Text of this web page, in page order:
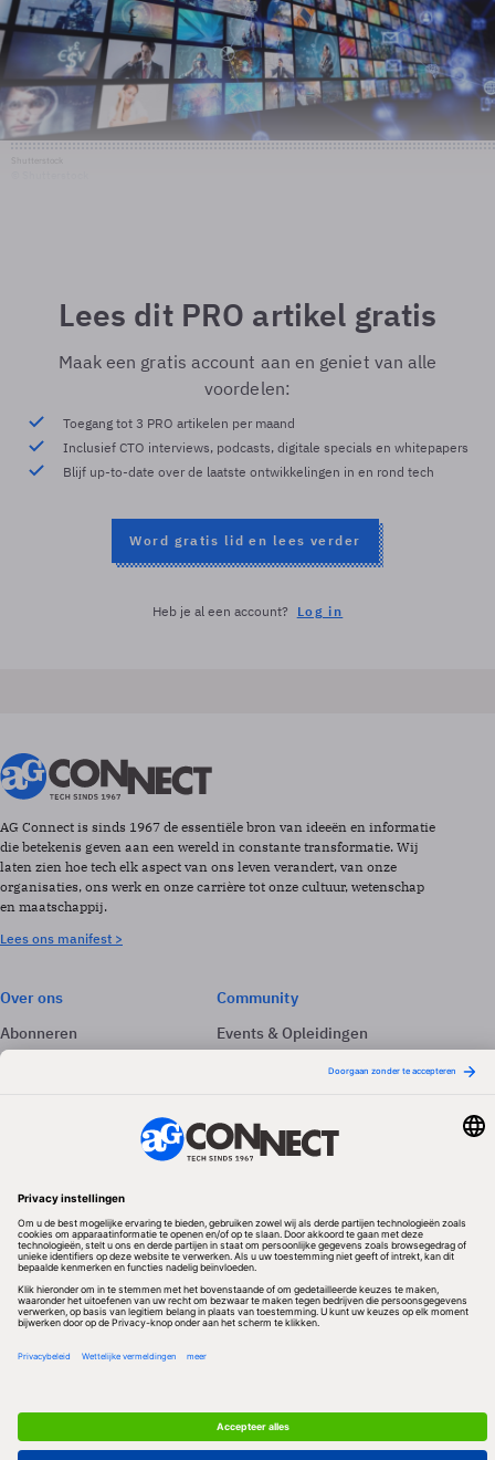
Lees dit PRO artikel gratis
Maak een gratis account aan en geniet van alle
voordelen:
Toegang tot 3 PRO artikelen per maand
Inclusief CTO interviews, podcasts, digitale specials en whitepapers
Blijf up-to-date over de laatste ontwikkelingen in en rond tech
Word gratis lid en lees verder
Heb je al een account? Log in
AG Connect is sinds 1967 de essentiële bron van ideeën en informatie
die betekenis geven aan een wereld in constante transformatie. Wij
laten zien hoe tech elk aspect van ons leven verandert, van onze
organisaties, ons werk en onze carrière tot onze cultuur, wetenschap
en maatschappij.
Lees ons manifest >
Over ons
Abonneren
Adverteren
Community
Events & Opleidingen
Volg ons
Redactionele partner
Algemene Voorwaarden & Copyrights